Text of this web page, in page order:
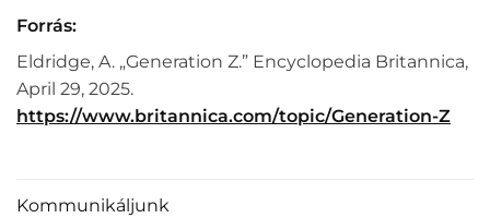
Forrás:
Eldridge, A. „Generation Z.” Encyclopedia Britannica,
April 29, 2025.
https://www.britannica.com/topic/Generation-Z
Kommunikáljunk